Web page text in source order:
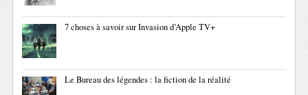
7 choses à savoir sur Invasion d’Apple TV+
Le Bureau des légendes : la fiction de la réalité